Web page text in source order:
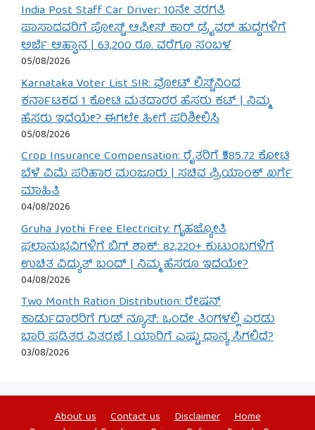
India Post Staff Car Driver: 10ನೇ ತರಗತಿ
ಪಾಸಾದವರಿಗೆ ಪೋಸ್ಟ್ ಆಫೀಸ್ ಕಾರ್ ಡ್ರೈವರ್ ಹುದ್ದೆಗಳಿಗೆ
ಅರ್ಜಿ ಆಹ್ವಾನ | 63,200 ರೂ. ವರೆಗೂ ಸಂಬಳ
05/08/2026
Karnataka Voter List SIR: ವೋಟ್ ಲಿಸ್ಟ್‌ನಿಂದ
ಕರ್ನಾಟಕದ 1 ಕೋಟಿ ಮತದಾರರ ಹೆಸರು ಕಟ್ | ನಿಮ್ಮ
ಹೆಸರು ಇದೆಯೇ? ಈಗಲೇ ಹೀಗೆ ಪರಿಶೀಲಿಸಿ
05/08/2026
Crop Insurance Compensation: ರೈತರಿಗೆ ₹585.72 ಕೋಟಿ
ಬೆಳೆ ವಿಮೆ ಪರಿಹಾರ ಮಂಜೂರು | ಸಚಿವ ಪ್ರಿಯಾಂಕ್ ಖರ್ಗೆ
ಮಾಹಿತಿ
04/08/2026
Gruha Jyothi Free Electricity: ಗೃಹಜ್ಯೋತಿ
ಫಲಾನುಭವಿಗಳಿಗೆ ಬಿಗ್ ಶಾಕ್: 82,220+ ಕುಟುಂಬಗಳಿಗೆ
ಉಚಿತ ವಿದ್ಯುತ್ ಬಂದ್ | ನಿಮ್ಮ ಹೆಸರೂ ಇದೆಯೇ?
04/08/2026
Two Month Ration Distribution: ರೇಷನ್
ಕಾರ್ಡುದಾರರಿಗೆ ಗುಡ್ ನ್ಯೂಸ್: ಒಂದೇ ತಿಂಗಳಲ್ಲಿ ಎರಡು
ಬಾರಿ ಪಡಿತರ ವಿತರಣೆ | ಯಾರಿಗೆ ಎಷ್ಟು ಧಾನ್ಯ ಸಿಗಲಿದೆ?
03/08/2026
About us Contact us Disclaimer
Home